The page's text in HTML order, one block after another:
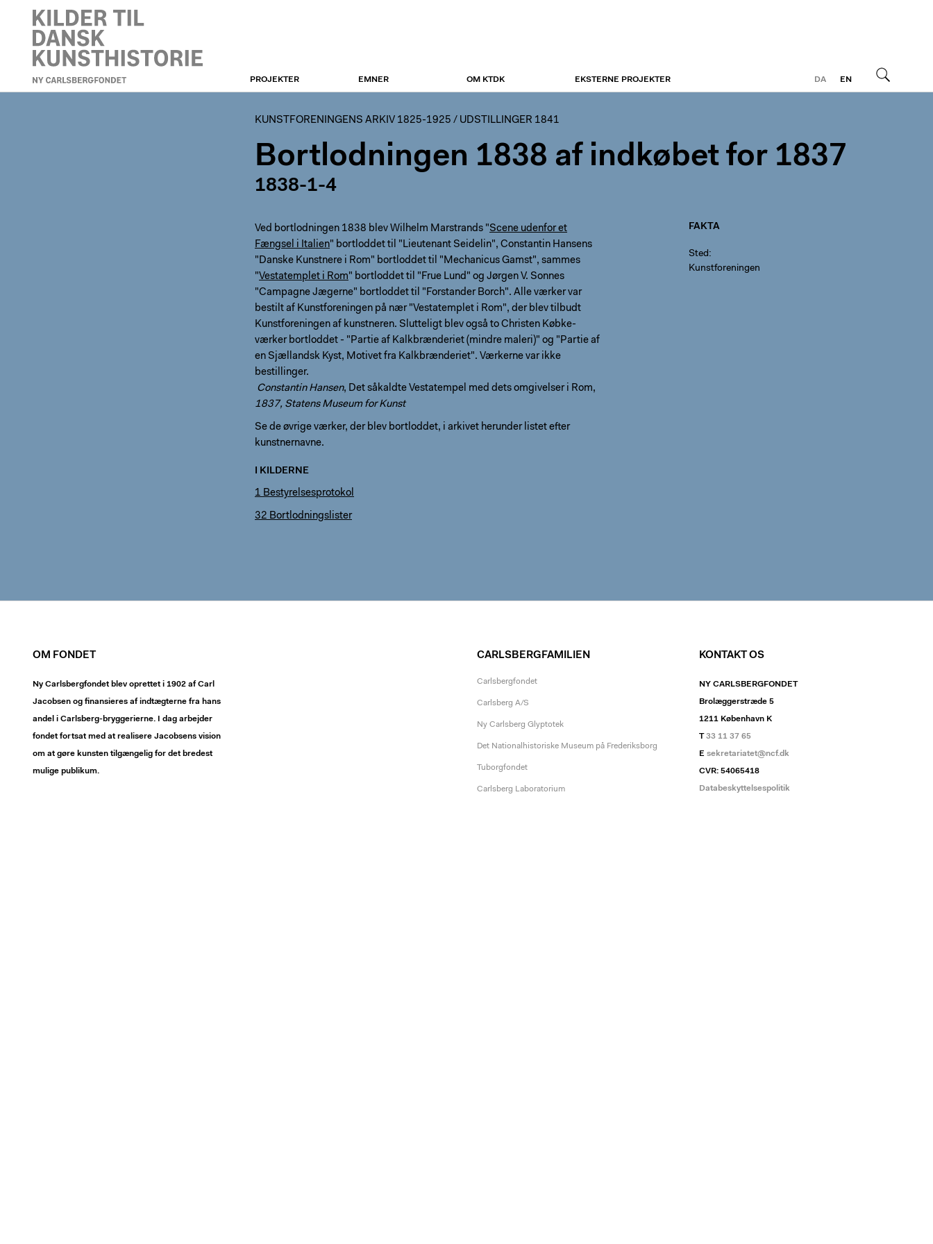
KUNSTFORENINGEN
DA
EN
PROJEKTER EMNER OM KTDK EKSTERNE PROJEKTER
KUNSTFORENINGENS ARKIV 1825-1925 / UDSTILLINGER 1841
Bortlodningen 1838 af indkøbet for 1837
1838-1-4
Ved bortlodningen 1838 blev Wilhelm Marstrands "Scene udenfor et
Fængsel i Italien" bortloddet til "Lieutenant Seidelin", Constantin Hansens
"Danske Kunstnere i Rom" bortloddet til "Mechanicus Gamst", sammes
"Vestatemplet i Rom" bortloddet til "Frue Lund" og Jørgen V. Sonnes
"Campagne Jægerne" bortloddet til "Forstander Borch". Alle værker var
bestilt af Kunstforeningen på nær "Vestatemplet i Rom", der blev tilbudt
Kunstforeningen af kunstneren. Slutteligt blev også to Christen Købke-
værker bortloddet - "Partie af Kalkbrænderiet (mindre maleri)" og "Partie af
en Sjællandsk Kyst, Motivet fra Kalkbrænderiet". Værkerne var ikke
bestillinger.
Constantin Hansen, Det såkaldte Vestatempel med dets omgivelser i Rom,
1837, Statens Museum for Kunst
Se de øvrige værker, der blev bortloddet, i arkivet herunder listet efter
kunstnernavne.
I KILDERNE
1 Bestyrelsesprotokol
32 Bortlodningslister
FAKTA
Sted
Kunstforeningen
OM FONDET
Ny Carlsbergfondet blev oprettet i 1902 af Carl
Jacobsen og finansieres af indtægterne fra hans
andel i Carlsberg-bryggerierne. I dag arbejder
fondet fortsat med at realisere Jacobsens vision
om at gøre kunsten tilgængelig for det bredest
mulige publikum.
CARLSBERGFAMILIEN
Carlsbergfondet
Carlsberg A/S
Ny Carlsberg Glyptotek
Det Nationalhistoriske Museum på Frederiksborg
Tuborgfondet
Carlsberg Laboratorium
KONTAKT OS
NY CARLSBERGFONDET
Brolæggerstræde 5
1211 København K
T33 11 37 65
E sekretariatet@ncf.dk
CVR: 54065418
Databeskyttelsespolitik